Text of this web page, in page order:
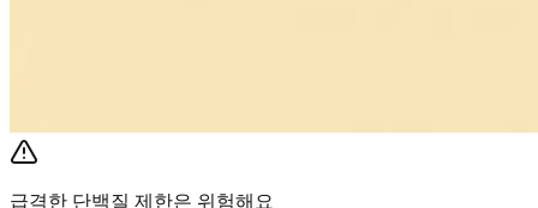
급격한 단백질 제한은 위험해요